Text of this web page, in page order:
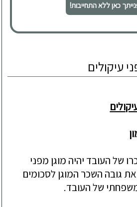
כאן ללא התחייבות!
עיקולים
של העובד יהיה מוגן מפני
גובה השכר המוגן לסכומים
של העובד.